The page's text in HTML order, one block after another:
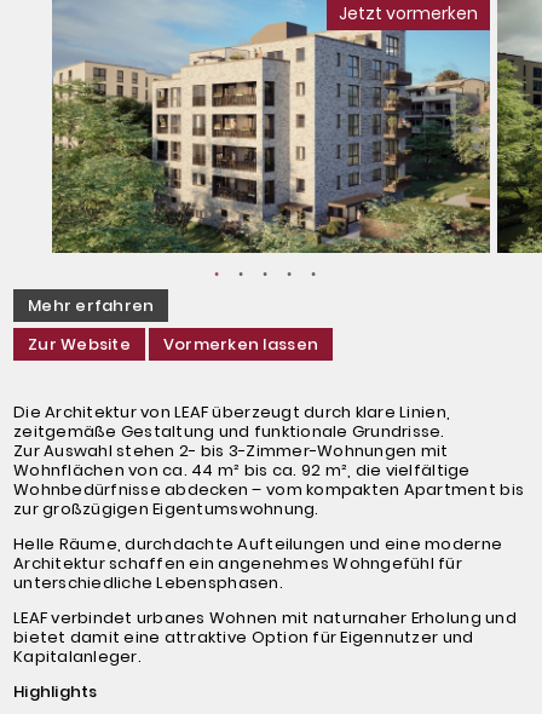
Jetzt vormerken
Mehr erfahren
Zur Website
Vormerken lassen
Die Architektur von LEAF überzeugt durch klare Linien,
zeitgemäße Gestaltung und funktionale Grundrisse.
Zur Auswahl stehen 2- bis 3-Zimmer-Wohnungen mit
Wohnflächen von ca. 44 m² bis ca. 92 m², die vielfältige
Wohnbedürfnisse abdecken – vom kompakten Apartment bis
zur großzügigen Eigentumswohnung.
Helle Räume, durchdachte Aufteilungen und eine moderne
Architektur schaffen ein angenehmes Wohngefühl für
unterschiedliche Lebensphasen.
LEAF verbindet urbanes Wohnen mit naturnaher Erholung und
bietet damit eine attraktive Option für Eigennutzer und
Kapitalanleger.
Highlights
Wir liefern eine fundierte, unverbindliche
und kostenlose Einschätzung des
aktuellen Marktwerts.
Jetzt Immobilie bewerten lassen